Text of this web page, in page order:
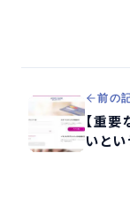
前の
【重
いと